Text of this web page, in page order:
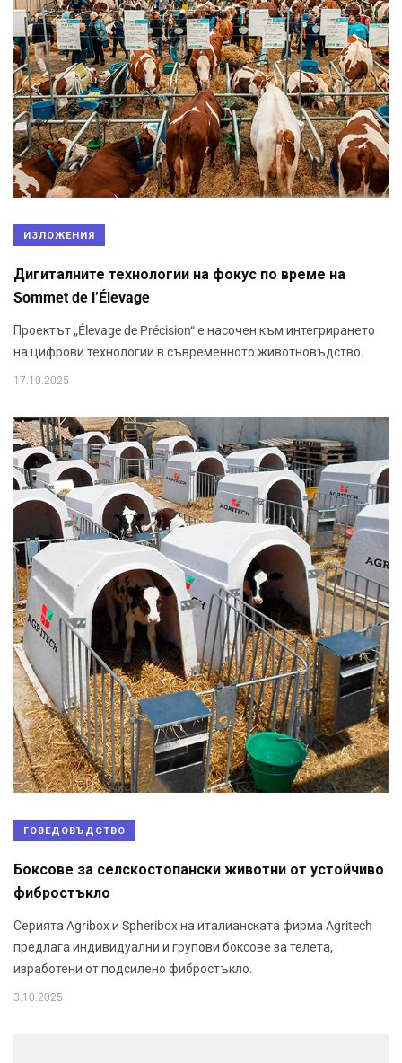
ИЗЛОЖЕНИЯ
Дигиталните технологии на фокус по време на
Sommet de l’Élevage
Проектът „Élevage de Précision“ е насочен към интегрирането
на цифрови технологии в съвременното животновъдство.
17.10.2025
ГОВЕДОВЪДСТВО
Боксове за селскостопански животни от устойчиво
фибростъкло
Серията Agribox и Spheribox на италианската фирма Agritech
предлага индивидуални и групови боксове за телета,
изработени от подсилено фибростъкло.
3.10.2025